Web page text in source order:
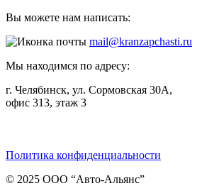
Вы можете нам написать:
mail@kranzapchasti.ru
Мы находимся по адресу:
г. Челябинск, ул. Сормовская 30А,
офис 313, этаж 3
Политика конфиденциальности
© 2025 ООО “Авто-Альянс”